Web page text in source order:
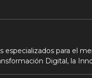
para el
Digital, la